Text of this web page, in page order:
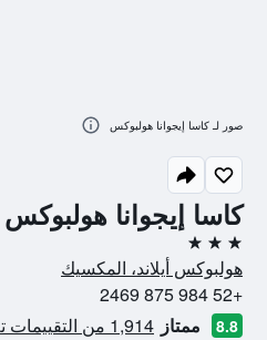
كاسا إيجوانا هولبوكس
3 نجوم
هولبوكس أيلاند، المكسيك
+52 984 875 2469
8.8 ممتاز 1,914 من التقييمات تم التحقق منها
صور لـ كاسا إيجوانا هولبوكس